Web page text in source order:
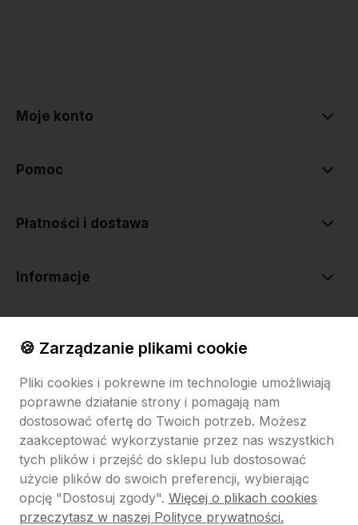
Pokaż filtry
Moje konto
Pomoc
Płatności i dostawa
Informacje
Sklep internetowy Shoper.pl Szablon Shoper Modern 3.0™
GrowCommerce
🍪 Zarządzanie plikami cookie
Pliki cookies i pokrewne im technologie umożliwiają
poprawne działanie strony i pomagają nam
dostosować ofertę do Twoich potrzeb. Możesz
zaakceptować wykorzystanie przez nas wszystkich
tych plików i przejść do sklepu lub dostosować
użycie plików do swoich preferencji, wybierając
opcję "Dostosuj zgody". Więcej o plikach cookies
przeczytasz w naszej Polityce prywatności.